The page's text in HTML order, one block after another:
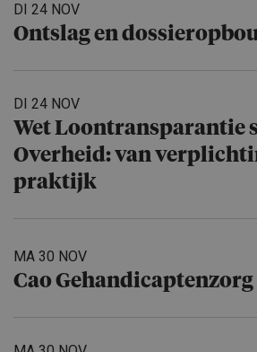
DI 24 NOV
Ontslag en
DI 24 NOV
Wet Loontrans­pa­rantie
Overheid: van
praktijk
MA 30 NOV
Cao Gehandicap­ten­zorg